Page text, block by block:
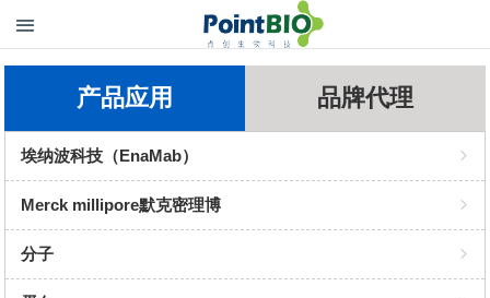
产品应用 品牌代理
埃纳波科技（EnaMab）
PCR酶
Benzonase 全能核酸酶
Merck millipore默克密理博
抗体
分子